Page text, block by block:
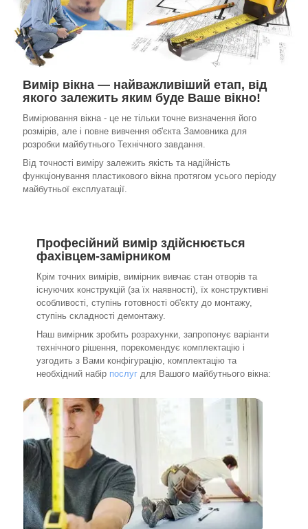
Вимір вікна — найважливіший етап, від
якого залежить яким буде Ваше вікно!
Вимірювання вікна - це не тільки точне визначення його
розмірів, але і повне вивчення об'єкта Замовника для
розробки майбутнього Технічного завдання.
Від точності виміру залежить якість та надійність
функціонування пластикового вікна протягом усього періоду
майбутньої експлуатації.
Професійний вимір здійснюється
фахівцем-замірником
Крім точних вимірів, вимірник вивчає стан отворів та
існуючих конструкцій (за їх наявності), їх конструктивні
особливості, ступінь готовності об'єкту до монтажу,
ступінь складності демонтажу.
Наш вимірник зробить розрахунки, запропонує варіанти
технічного рішення, порекомендує комплектацію і
узгодить з Вами конфігурацію, комплектацію та
необхідний набір послуг для Вашого майбутнього вікна: